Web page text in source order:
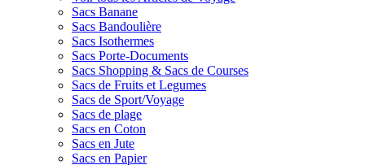
Sacs Banane
Sacs Bandoulière
Sacs Isothermes
Sacs Porte-Documents
Sacs Shopping & Sacs de Courses
Sacs de Fruits et Legumes
Sacs de Sport/Voyage
Sacs de plage
Sacs en Coton
Sacs en Jute
Sacs en Papier